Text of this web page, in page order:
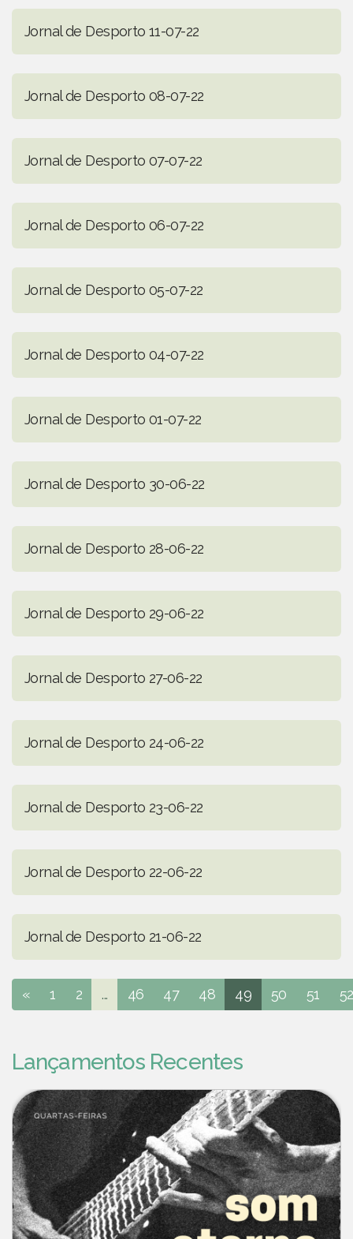
Jornal de Desporto 11-07-22
Jornal de Desporto 08-07-22
Jornal de Desporto 07-07-22
Jornal de Desporto 06-07-22
Jornal de Desporto 05-07-22
Jornal de Desporto 04-07-22
Jornal de Desporto 01-07-22
Jornal de Desporto 30-06-22
Jornal de Desporto 28-06-22
Jornal de Desporto 29-06-22
Jornal de Desporto 27-06-22
Jornal de Desporto 24-06-22
Jornal de Desporto 23-06-22
Jornal de Desporto 22-06-22
Jornal de Desporto 21-06-22
« 1 2 ... 46 47 48 49 50 51 52
Lançamentos Recentes